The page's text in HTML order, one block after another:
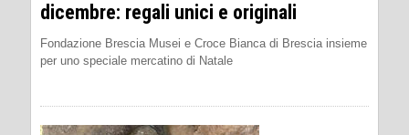
dicembre: regali unici e originali
Fondazione Brescia Musei e Croce Bianca di Brescia insieme
per uno speciale mercatino di Natale